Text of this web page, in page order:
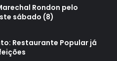
Rondon pelo
sábado (8)
Restaurante Popular já